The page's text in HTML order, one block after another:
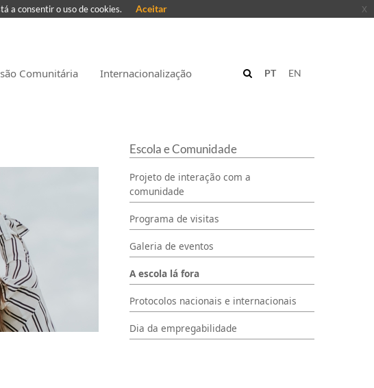
Comunitária Internacionalização EN
PT
Escola e Comunidade
Projeto de interação com a
comunidade
Programa de visitas
Galeria de eventos
A escola lá fora
Protocolos nacionais e internacionais
Dia da empregabilidade
a consentir o uso de cookies. Aceitar x